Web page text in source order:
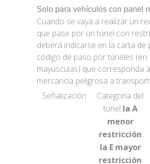
Solo para vehículos con panel
Cuando se vaya a realizar un
que pase por un túnel con
deberá indicarse en la carta de
código de paso por túneles (en
mayúsculas) que corresponda
mercancía peligrosa a
Señalización
Categoría del
túnel la A
menor
restricción
la E mayor
restricción